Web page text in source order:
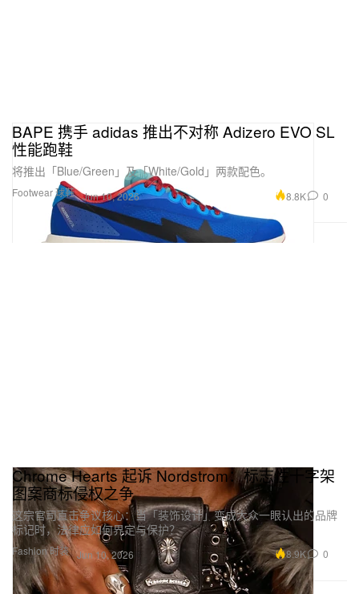
Footwear 球鞋
BAPE 携手 adidas 推出不对称 Adizero EVO SL
性能跑鞋
将推出「Blue/Green」及「White/Gold」两款配色。
Jun 10, 2026 8.8K 0
Fashion 时装
Chrome Hearts 起诉 Nordstrom：标志性十字架
图案商标侵权之争
这宗官司直击争议核心：当「装饰设计」变成大众一眼认出的品牌
标记时，法律应如何界定与保护？
Jun 10, 2026 8.9K 0